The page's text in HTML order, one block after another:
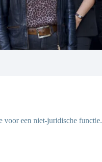
voor een niet-juridische functie.